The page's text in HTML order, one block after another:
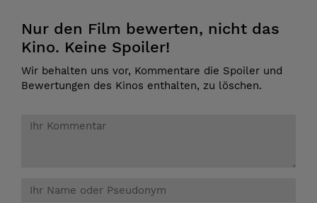
Nur den Film bewerten, nicht das
Kino. Keine Spoiler!
Wir behalten uns vor, Kommentare die Spoiler und
Bewertungen des Kinos enthalten, zu löschen.